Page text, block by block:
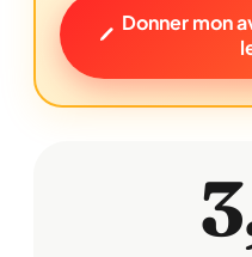
Donner mon